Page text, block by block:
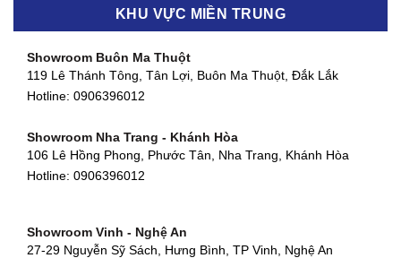
Showroom Biên Hòa - Đồng Nai
Showroom Thuận An - Bình Dương
Showroom Quận 11 - TP. HCM
Showroom Quận 4 - TP. HCM
KHU VỰC MIỀN TRUNG
Showroom Buôn Ma Thuột
119 Lê Thánh Tông, Tân Lợi, Buôn Ma Thuột, Đắk Lắk
Hotline: 0906396012
Showroom Nha Trang - Khánh Hòa
106 Lê Hồng Phong, Phước Tân, Nha Trang, Khánh Hòa
Hotline: 0906396012
Showroom Vinh - Nghệ An
27-29 Nguyễn Sỹ Sách, Hưng Bình, TP Vinh, Nghệ An